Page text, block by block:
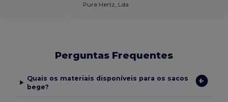
Pure Hertz, Lda
Perguntas Frequentes
Quais os materiais disponíveis para os sacos
bege?